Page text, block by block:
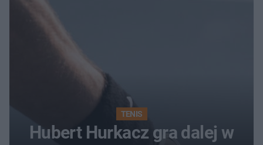
TENIS
Hubert Hurkacz gra dalej w